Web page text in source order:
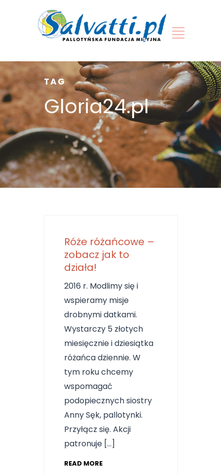
TAG
Gloria24.pl
Róże różańcowe –
zobacz jak to
działa!
2016 r. Modlimy się i
wspieramy misje
drobnymi datkami.
Wystarczy 5 złotych
miesięcznie i dziesiątka
różańca dziennie. W
tym roku chcemy
wspomagać
podopiecznych siostry
Anny Sęk, pallotynki.
Przyłącz się. Akcji
patronuje […]
READ MORE